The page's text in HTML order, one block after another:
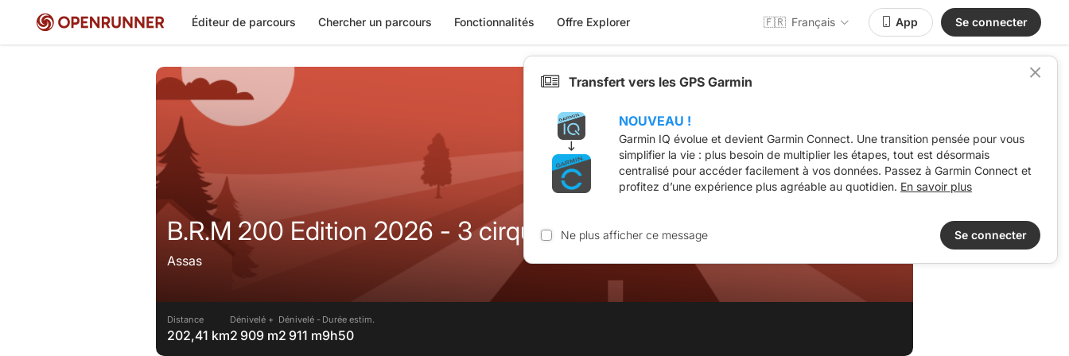
Éditeur de parcours Chercher un parcours Fonctionnalités Offre Explorer 🇫🇷 Français App Se connecter
B.R.M 200 Edition 2026 - 3 cirques Causse Larzac.
Assas
Distance
202,41 km
Dénivelé +
2 909 m
Dénivelé -
2 911 m
Durée estim.
9h50
Transfert vers les GPS Garmin
NOUVEAU !
Garmin IQ évolue et devient Garmin Connect. Une transition pensée pour vous
simplifier la vie : plus besoin de multiplier les étapes, tout est désormais
centralisé pour accéder facilement à vos données. Passez à Garmin Connect et
profitez d’une expérience plus agréable au quotidien. En savoir plus
Ne plus afficher ce message Se connecter